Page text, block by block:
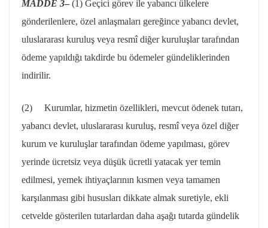
MADDE 3– (1) Geçici görev ile yabancı ülkelere
gönderilenlere, özel anlaşmaları gereğince yabancı devlet,
uluslararası kuruluş veya resmî diğer kuruluşlar tarafından
ödeme yapıldığı takdirde bu ödemeler gündeliklerinden
indirilir.
(2) Kurumlar, hizmetin özellikleri, mevcut ödenek tutarı,
yabancı devlet, uluslararası kuruluş, resmî veya özel diğer
kurum ve kuruluşlar tarafından ödeme yapılması, görev
yerinde ücretsiz veya düşük ücretli yatacak yer temin
edilmesi, yemek ihtiyaçlarının kısmen veya tamamen
karşılanması gibi hususları dikkate almak suretiyle, ekli
cetvelde gösterilen tutarlardan daha aşağı tutarda gündelik